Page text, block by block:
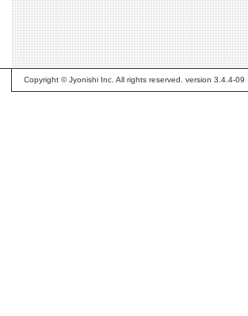
Copyright © Jyonishi Inc. All rights reserved. version 3.4.4-09